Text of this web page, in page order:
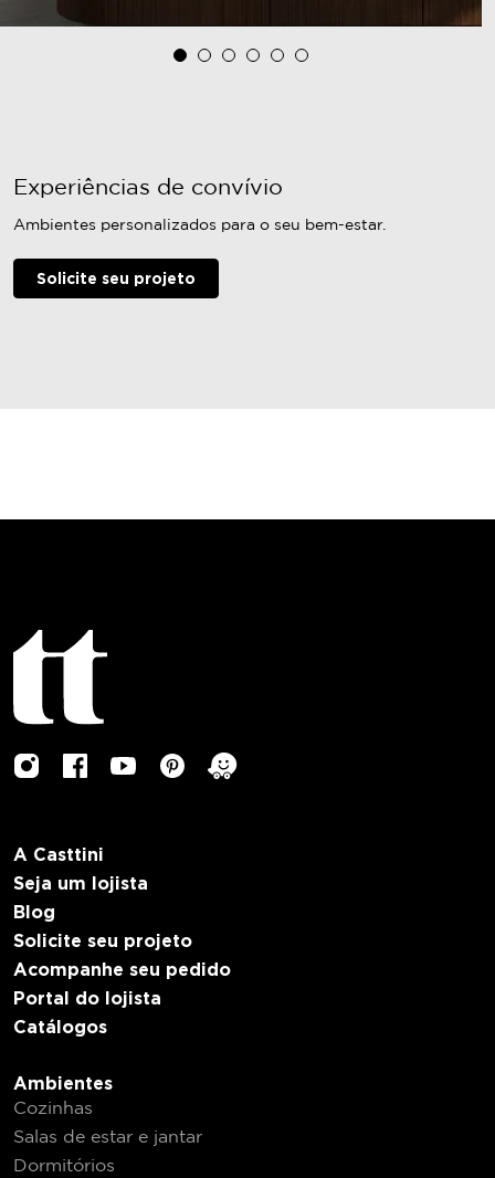
Experiências de convívio
Ambientes personalizados para o seu bem-estar.
Solicite seu projeto
A Casttini
Seja um lojista
Blog
Solicite seu projeto
Acompanhe seu pedido
Portal do lojista
Catálogos
Ambientes
Cozinhas
Salas de estar e jantar
Dormitórios